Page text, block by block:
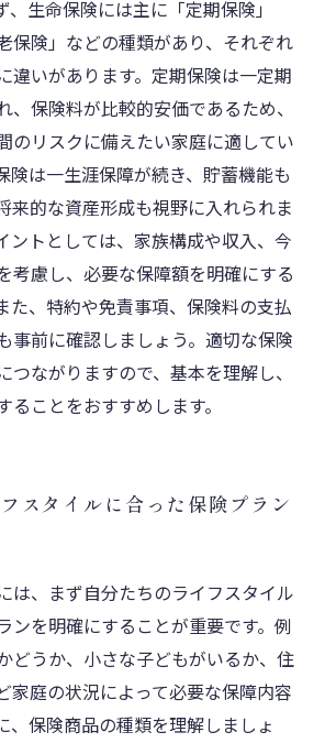
の未来を守り、安心の毎日を手
、生命保険には主に「定期保険」
保険」などの種類があり、それぞれ
違いがあります。定期保険は一定期
、保険料が比較的安価であるため、
のリスクに備えたい家庭に適してい
険は一生涯保障が続き、貯蓄機能も
来的な資産形成も視野に入れられま
ントとしては、家族構成や収入、今
考慮し、必要な保障額を明確にする
た、特約や免責事項、保険料の支払
事前に確認しましょう。適切な保険
つながりますので、基本を理解し、
ることをおすすめします。
スタイルに合った保険プラン
は、まず自分たちのライフスタイル
ンを明確にすることが重要です。例
どうか、小さな子どもがいるか、住
家庭の状況によって必要な保障内容
、保険商品の種類を理解しましょ